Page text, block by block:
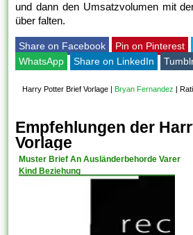
und dann den Umsatzvolumen mit
über falten.
Share on Facebook Pin on Pinterest
WhatsApp
Share on LinkedIn
Harry Potter Brief Vorlage | Bryan Fernandez |
Empfehlungen der
Vorlage
Muster Brief An Ausländerbehorde Varer
Kind Beziehung